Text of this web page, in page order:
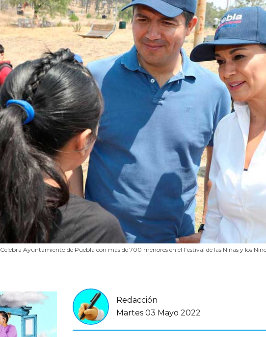
Celebra Ayuntamiento de Puebla con más de 700 menores en el Festival de las Niñas y los
Redacción
Martes 03 Mayo 2022